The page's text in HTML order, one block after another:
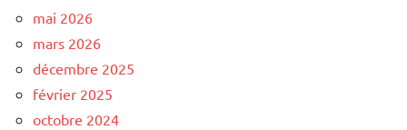
mai 2026
mars 2026
décembre 2025
février 2025
octobre 2024